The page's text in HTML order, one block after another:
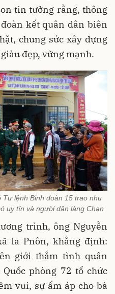
tin tưởng rằng, thông
kết quân dân biên
chung sức xây dựng
đẹp, vững mạnh.
lệnh Binh đoàn 15 trao nhu
uy tín và người dân làng Chan
trình, ông Nguyễn
Ia Pnôn, khẳng định:
giới thắm tình quân
phòng 72 tổ chức
vui, sự ấm áp cho bà